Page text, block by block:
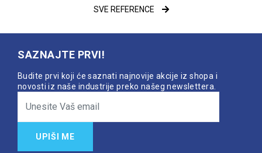
SVE REFERENCE
SAZNAJTE PRVI!
Budite prvi koji će saznati najnovije akcije iz shopa i
novosti iz naše industrije preko našeg newslettera.
UPIŠI ME